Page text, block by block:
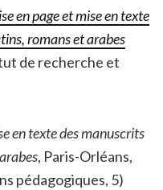
en page et mise en texte
romans et arabes
de recherche et
en texte des manuscrits
, Paris-Orléans,
pédagogiques, 5)